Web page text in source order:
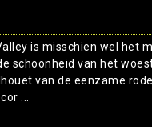
is misschien wel het
schoonheid van het
van de eenzame
...